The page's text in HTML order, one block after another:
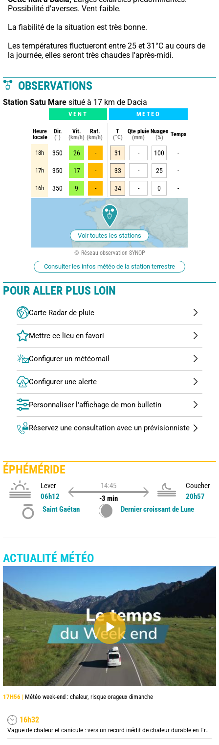
Possibilité d'averses. Vent faible.
La fiabilité de la situation est très bonne.
Les températures fluctueront entre 25 et 31°C au cours de
la journée, elles seront très chaudes l'après-midi.
OBSERVATIONS
Station Satu Mare situé à 17 km de Dacia
VENT METEO
Heure
locale
Dir.
(°)
Vit.
(km/h)
Raf.
(km/h)
T
(°C)
Qte pluie
(mm)
Nuages
(%)
Temps
18h 350 26 - 31 - 100 -
17h 350 17 - 33 - 25 -
16h 350 9 - 34 - 0 -
Voir toutes les stations
Réseau observation SYNOP
Consulter les infos météo de la station terrestre
POUR ALLER PLUS LOIN
Carte Radar de pluie
Configurer un météomail
Configurer une alerte
Personnaliser l'affichage de mon bulletin
Réservez une consultation avec un prévisionniste
ÉPHÉMÉRIDE
Lever
06h12
14:45
-3 min
Coucher
20h57
Saint Gaétan
Dernier croissant de Lune
ACTUALITÉ MÉTÉO
17H56 | Météo week-end : chaleur, risque orageux dimanche
16h32
Vague de chaleur et canicule : vers un record inédit de chaleur durable en France